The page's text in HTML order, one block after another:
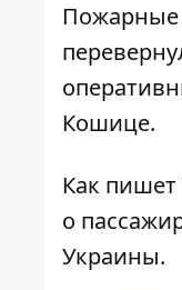
Пожарные
Кошице.
Как
о
Украины.